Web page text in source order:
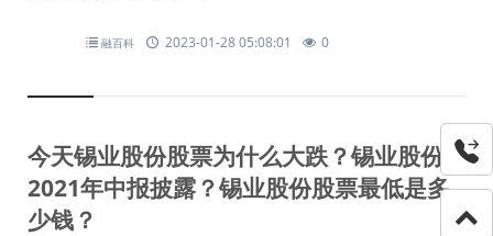
融百科 2023-01-28 05:08:01 0
今天锡业股份股票为什么大跌？锡业股份
2021年中报披露？锡业股份股票最低是多
少钱？